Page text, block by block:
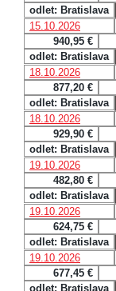
odlet: Bratislava
15.10.2026
940,95 €
odlet: Bratislava
18.10.2026
877,20 €
odlet: Bratislava
18.10.2026
929,90 €
odlet: Bratislava
19.10.2026
482,80 €
odlet: Bratislava
19.10.2026
624,75 €
odlet: Bratislava
19.10.2026
677,45 €
odlet: Bratislava